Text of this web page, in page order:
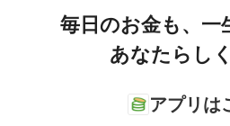
毎日のお金も、 一
あなたらしく
アプリは